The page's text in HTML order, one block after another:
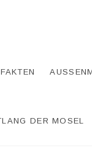
DER MOSEL